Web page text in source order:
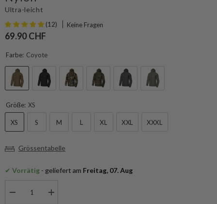
Ultra-leicht
(12) Keine Fragen
69.90 CHF
Farbe: Coyote
Größe: XS
XS S M L XL XXL XXXL
Grössentabelle
✔ Vorrätig - geliefert am Freitag, 07. Aug
Menge